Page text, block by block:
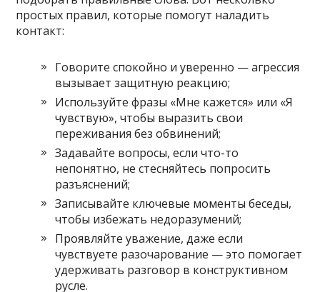
простых правил, которые помогут наладить
контакт:
Говорите спокойно и уверенно — агрессия
вызывает защитную реакцию;
Используйте фразы «Мне кажется» или «Я
чувствую», чтобы выразить свои
переживания без обвинений;
Задавайте вопросы, если что-то
непонятно, не стесняйтесь попросить
разъяснений;
Записывайте ключевые моменты беседы,
чтобы избежать недоразумений;
Проявляйте уважение, даже если
чувствуете разочарование — это помогает
удерживать разговор в конструктивном
русле.